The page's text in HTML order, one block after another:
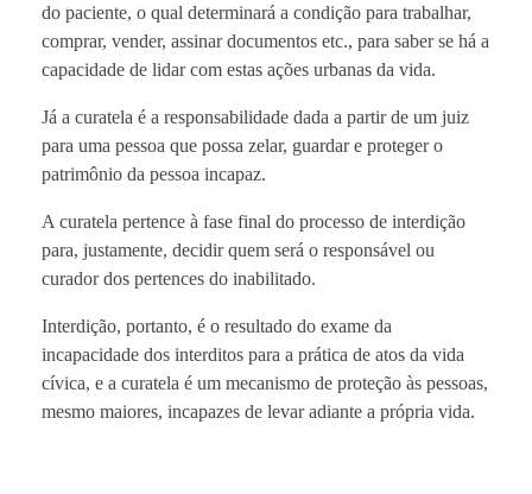
do paciente, o qual determinará a condição para trabalhar,
comprar, vender, assinar documentos etc., para saber se há a
capacidade de lidar com estas ações urbanas da vida.
Já a curatela é a responsabilidade dada a partir de um juiz
para uma pessoa que possa zelar, guardar e proteger o
patrimônio da pessoa incapaz.
A curatela pertence à fase final do processo de interdição
para, justamente, decidir quem será o responsável ou
curador dos pertences do inabilitado.
Interdição, portanto, é o resultado do exame da
incapacidade dos interditos para a prática de atos da vida
cívica, e a curatela é um mecanismo de proteção às pessoas,
mesmo maiores, incapazes de levar adiante a própria vida.